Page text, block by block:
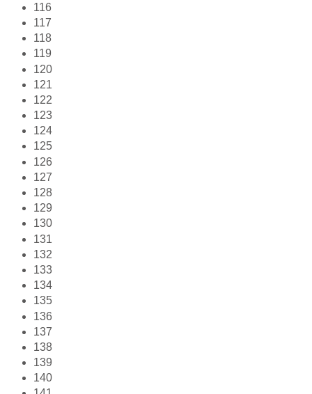
116
117
118
119
120
121
122
123
124
125
126
127
128
129
130
131
132
133
134
135
136
137
138
139
140